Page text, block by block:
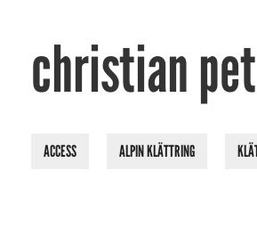
christian
ACCESS ALPIN KLÄTTRING